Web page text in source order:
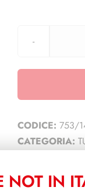
CODICE: 753/
CATEGORIA:
NOT IN